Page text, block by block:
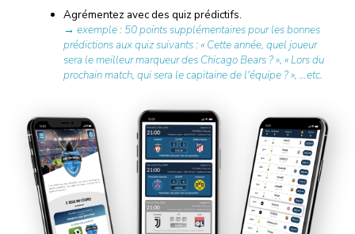
Agrémentez avec des quiz prédictifs.
→ exemple : 50 points supplémentaires pour les bonnes
prédictions aux quiz suivants : « Cette année, quel joueur
sera le meilleur marqueur des Chicago Bears ? », « Lors du
prochain match, qui sera le capitaine de l'équipe ? », …etc.